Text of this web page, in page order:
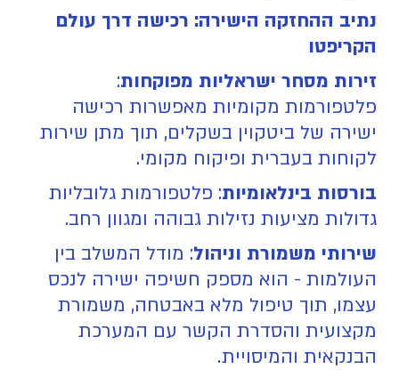
נתיב ההחזקה הישירה: רכישה דרך עולם
הקריפטו
זירות מסחר ישראליות מפוקחות:
פלטפורמות מקומיות מאפשרות רכישה
ישירה של ביטקוין בשקלים, תוך מתן שירות
לקוחות בעברית ופיקוח מקומי.
בורסות בינלאומיות: פלטפורמות גלובליות
גדולות מציעות נזילות גבוהה ומגוון רחב.
שירותי משמורת וניהול: מודל המשלב בין
העולמות - הוא מספק חשיפה ישירה לנכס
עצמו, תוך טיפול מלא באבטחה, משמורת
מקצועית והסדרת הקשר עם המערכת
הבנקאית והמיסויית.